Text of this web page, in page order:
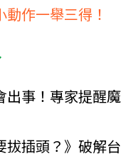
作一舉三得！
出事！專家提醒魔
拔插頭？》破解台